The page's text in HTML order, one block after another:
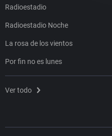
Radioestadio
Radioestadio Noche
La rosa de los vientos
Por fin no es lunes
Ver todo